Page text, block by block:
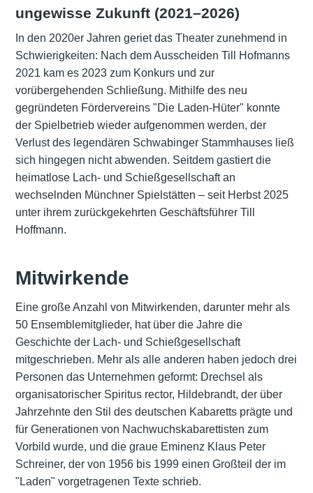
ungewisse Zukunft (2021–2026)
In den 2020er Jahren geriet das Theater zunehmend in
Schwierigkeiten: Nach dem Ausscheiden Till Hofmanns
2021 kam es 2023 zum Konkurs und zur
vorübergehenden Schließung. Mithilfe des neu
gegründeten Fördervereins "Die Laden-Hüter" konnte
der Spielbetrieb wieder aufgenommen werden, der
Verlust des legendären Schwabinger Stammhauses ließ
sich hingegen nicht abwenden. Seitdem gastiert die
heimatlose Lach- und Schießgesellschaft an
wechselnden Münchner Spielstätten – seit Herbst 2025
unter ihrem zurückgekehrten Geschäftsführer Till
Hoffmann.
Mitwirkende
Eine große Anzahl von Mitwirkenden, darunter mehr als
50 Ensemblemitglieder, hat über die Jahre die
Geschichte der Lach- und Schießgesellschaft
mitgeschrieben. Mehr als alle anderen haben jedoch drei
Personen das Unternehmen geformt: Drechsel als
organisatorischer Spiritus rector, Hildebrandt, der über
Jahrzehnte den Stil des deutschen Kabaretts prägte und
für Generationen von Nachwuchskabarettisten zum
Vorbild wurde, und die graue Eminenz Klaus Peter
Schreiner, der von 1956 bis 1999 einen Großteil der im
"Laden" vorgetragenen Texte schrieb.